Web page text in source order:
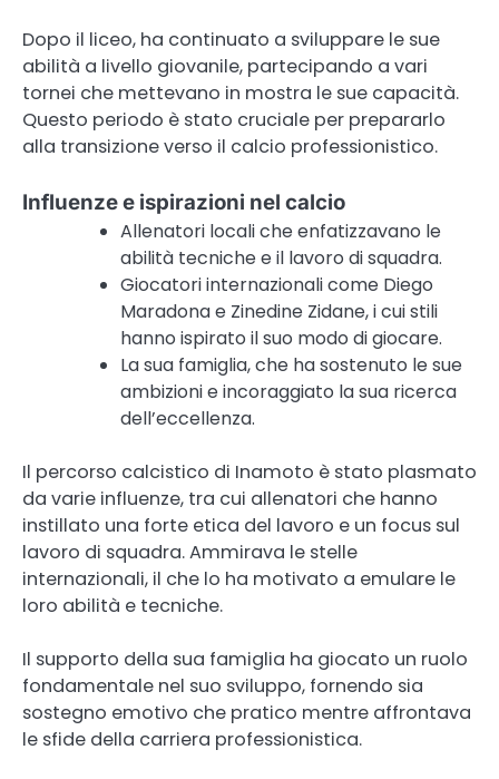
Dopo il liceo, ha continuato a sviluppare le sue
abilità a livello giovanile, partecipando a vari
tornei che mettevano in mostra le sue capacità.
Questo periodo è stato cruciale per prepararlo
alla transizione verso il calcio professionistico.
Influenze e ispirazioni nel calcio
Allenatori locali che enfatizzavano le
abilità tecniche e il lavoro di squadra.
Giocatori internazionali come Diego
Maradona e Zinedine Zidane, i cui stili
hanno ispirato il suo modo di giocare.
La sua famiglia, che ha sostenuto le sue
ambizioni e incoraggiato la sua ricerca
dell’eccellenza.
Il percorso calcistico di Inamoto è stato plasmato
da varie influenze, tra cui allenatori che hanno
instillato una forte etica del lavoro e un focus sul
lavoro di squadra. Ammirava le stelle
internazionali, il che lo ha motivato a emulare le
loro abilità e tecniche.
Il supporto della sua famiglia ha giocato un ruolo
fondamentale nel suo sviluppo, fornendo sia
sostegno emotivo che pratico mentre affrontava
le sfide della carriera professionistica.